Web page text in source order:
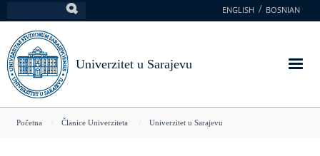
na
glavni
sadržaj
ENGLISH BOSNIAN
Univerzitet u Sarajevu
You
Početna Članice Univerziteta Univerzitet u Sarajevu